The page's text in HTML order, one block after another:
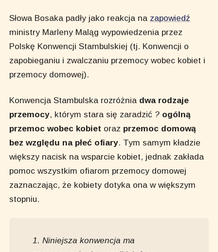
Słowa Bosaka padły jako reakcja na zapowiedź
ministry Marleny Maląg wypowiedzenia przez
Polskę Konwencji Stambulskiej (tj. Konwencji o
zapobieganiu i zwalczaniu przemocy wobec kobiet i
przemocy domowej).
Konwencja Stambulska rozróżnia dwa rodzaje
przemocy, którym stara się zaradzić ? ogólną
przemoc wobec kobiet oraz przemoc domową
bez względu na płeć ofiary. Tym samym kładzie
większy nacisk na wsparcie kobiet, jednak zakłada
pomoc wszystkim ofiarom przemocy domowej
zaznaczając, że kobiety dotyka ona w większym
stopniu.
1. Niniejsza konwencja ma